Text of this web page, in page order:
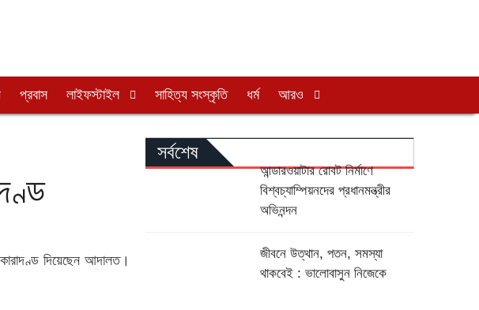
প্রবাস লাইফস্টাইল সাহিত্য সংস্কৃতি ধর্ম আরও
দিয়েছেন আদালত।
সর্বশেষ
আন্ডারওয়াটার রোবট নির্মাণে
বিশ্বচ্যাম্পিয়নদের প্রধানমন্ত্রীর
অভিনন্দন
জীবনে উত্থান, পতন, সমস্যা
থাকবেই : ভালোবাসুন নিজেকে